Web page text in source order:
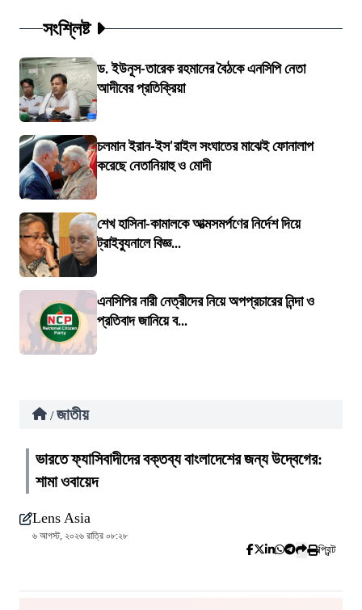
সংশ্লিষ্ট
ড. ইউনূস-তারেক রহমানের বৈঠকে এনসিপি নেতা
আদীবের প্রতিক্রিয়া
চলমান ইরান-ইস'রাইল সংঘাতের মাঝেই ফোনালাপ
করেছে নেতানিয়াহু ও মোদী
শেখ হাসিনা-কামালকে আত্মসমর্পণের নির্দেশ দিয়ে
ট্রাইব্যুনালে বিজ্ঞ...
এনসিপির নারী নেত্রীদের নিয়ে অপপ্রচারের নিন্দা ও
প্রতিবাদ জানিয়ে ব...
/ জাতীয়
ভারতে ফ্যাসিবাদীদের বক্তব্য বাংলাদেশের জন্য উদ্বেগের:
শামা ওবায়েদ
Lens Asia
৬ আগস্ট, ২০২৬ রাত্রি ০৮:২৮
প্রিন্ট